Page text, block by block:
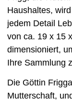
Haushaltes,
jedem Detail
von ca. 19 x 15
dimensioniert,
Ihre Sammlung
Die Göttin
Mutterschaft,